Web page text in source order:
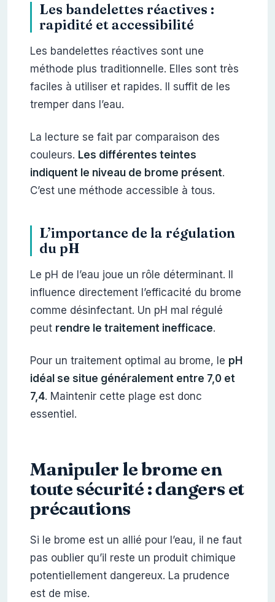
Les bandelettes réactives :
rapidité et accessibilité
Les bandelettes réactives sont une
méthode plus traditionnelle. Elles sont très
faciles à utiliser et rapides. Il suffit de les
tremper dans l’eau.
La lecture se fait par comparaison des
couleurs. Les différentes teintes
indiquent le niveau de brome présent.
C’est une méthode accessible à tous.
L’importance de la régulation
du pH
Le pH de l’eau joue un rôle déterminant. Il
influence directement l’efficacité du brome
comme désinfectant. Un pH mal régulé
peut rendre le traitement inefficace.
Pour un traitement optimal au brome, le pH
idéal se situe généralement entre 7,0 et
7,4. Maintenir cette plage est donc
essentiel.
Manipuler le brome en
toute sécurité : dangers et
précautions
Si le brome est un allié pour l’eau, il ne faut
pas oublier qu’il reste un produit chimique
potentiellement dangereux. La prudence
est de mise.